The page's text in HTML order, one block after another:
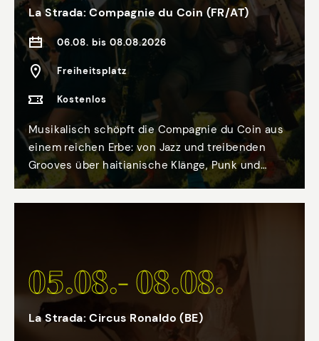
La Strada: Compagnie du Coin (FR/AT)
06.08. bis 08.08.2026
Freiheitsplatz
Kostenlos
Musikalisch schöpft die Compagnie du Coin aus
einem reichen Erbe: von Jazz und treibenden
Grooves über haitianische Klänge, Punk und
klassische Musik bis hin zu minimalistischen
Sounds. Daraus entsteht eine mitreißende
mitmusizieren können. Mit 95% Mortel entfaltet
sich ein intensives Stück über die permanenten,
unausweichlichen Veränderungen und die
Ängste, die diese hervorrufen können. Vor allem
05.08.- 08.08.
La Strada: Circus Ronaldo (BE)